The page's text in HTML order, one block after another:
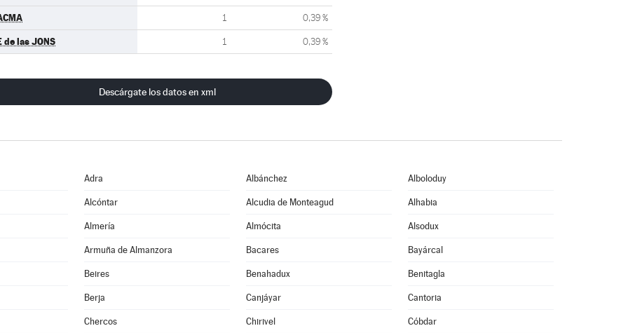
1 0,39 %
de las JONS 1 0,39 %
Descárgate los datos en xml
Adra Albánchez Alboloduy
Alcóntar Alcudia de Monteagud Alhabia
Almería Almócita Alsodux
Armuña de Almanzora Bacares Bayárcal
Beires Benahadux Benitagla
Berja Canjáyar Cantoria
Chercos Chirivel Cóbdar